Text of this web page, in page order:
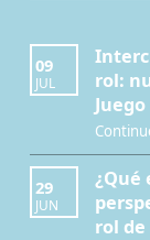
09
JUL
rol:
Juego
29
JUN
¿Qué
rol de